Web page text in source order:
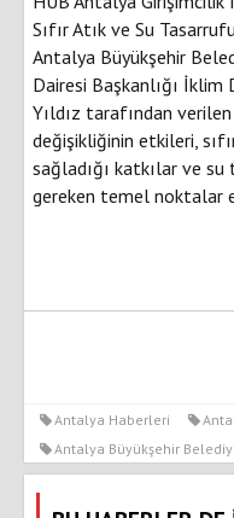
Sıfır Atık ve Su
Antalya Büyükşehir
Dairesi Başkanlığı İklim
Yıldız tarafından
değişikliğinin etkileri,
sağladığı katkılar ve
gereken temel noktalar
Antalya Haberleri
Antalya Büyükşehir